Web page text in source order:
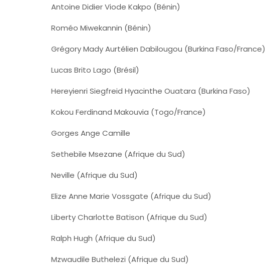
Antoine Didier Viode Kakpo (Bénin)
Roméo Miwekannin (Bénin)
Grégory Mady Aurtélien Dabilougou (Burkina Faso/France)
Lucas Brito Lago (Brésil)
Hereyienri Siegfreid Hyacinthe Ouatara (Burkina Faso)
Kokou Ferdinand Makouvia (Togo/France)
Gorges Ange Camille
Sethebile Msezane (Afrique du Sud)
Neville (Afrique du Sud)
Elize Anne Marie Vossgate (Afrique du Sud)
Liberty Charlotte Batison (Afrique du Sud)
Ralph Hugh (Afrique du Sud)
Mzwaudile Buthelezi (Afrique du Sud)